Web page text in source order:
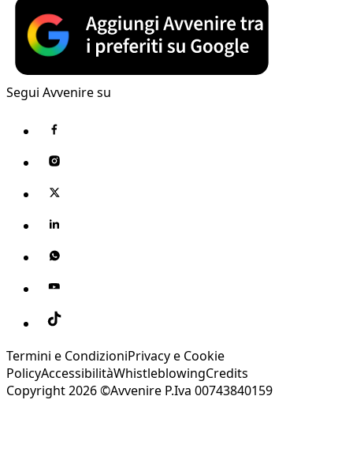
Segui Avvenire su
Termini e CondizioniPrivacy e Cookie
PolicyAccessibilitàWhistleblowingCredits
Copyright 2026 ©Avvenire P.Iva 00743840159